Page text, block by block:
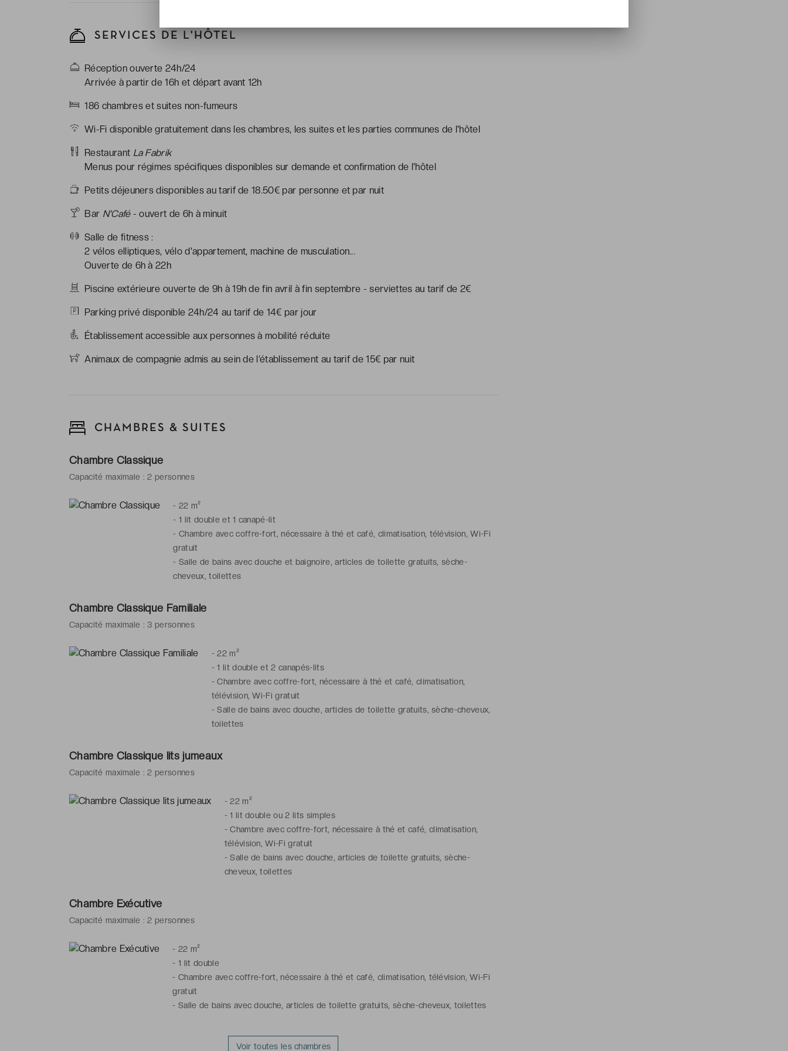
SERVICES DE L'HÔTEL
Réception ouverte 24h/24
Arrivée à partir de 16h et départ avant 12h
186 chambres et suites non-fumeurs
Wi-Fi disponible gratuitement dans les chambres, les suites et les parties communes de l'hôtel
Restaurant La Fabrik
Menus pour régimes spécifiques disponibles sur demande et confirmation de l'hôtel
Petits déjeuners disponibles au tarif de 18.50€ par personne et par nuit
Bar N'Café- ouvert de 6h à minuit
Salle de fitness :
2 vélos elliptiques, vélo d'appartement, machine de musculation...
Ouverte de 6h à 22h
Piscine extérieure ouverte de 9h à 19h de fin avril à fin septembre - serviettes au tarif de 2€
Parking privé disponible 24h/24 au tarif de 14€ par jour
Établissement accessible aux personnes à mobilité réduite
Animaux de compagnie admis au sein de l’établissement au tarif de 15€ par nuit
CHAMBRES & SUITES
Chambre Classique
Capacité maximale : 2 personnes
-22 m²
-1 lit double et 1 canapé-lit
-Chambre avec coffre-fort, nécessaire à thé et café, climatisation, télévision, Wi-Fi
gratuit
-Salle de bains avec douche et baignoire, articles de toilette gratuits, sèche-
cheveux, toilettes
Chambre Classique Familiale
Capacité maximale : 3 personnes
-22 m²
-1 lit double et 2 canapés-lits
-Chambre avec coffre-fort, nécessaire à thé et café, climatisation,
télévision, Wi-Fi gratuit
-Salle de bains avec douche, articles de toilette gratuits, sèche-cheveux,
toilettes
Chambre Classique lits jumeaux
Capacité maximale : 2 personnes
-22 m²
-1 lit double ou 2 lits simples
-Chambre avec coffre-fort, nécessaire à thé et café, climatisation,
télévision, Wi-Fi gratuit
-Salle de bains avec douche, articles de toilette gratuits, sèche-
cheveux, toilettes
Chambre Exécutive
Capacité maximale : 2 personnes
-22 m²
-1 lit double
-Chambre avec coffre-fort, nécessaire à thé et café, climatisation, télévision, Wi-Fi
gratuit
-Salle de bains avec douche, articles de toilette gratuits, sèche-cheveux, toilettes
Voir toutes les chambres